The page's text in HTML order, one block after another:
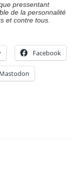
pressentant
de la personnalité
et contre tous.
Facebook
Mastodon